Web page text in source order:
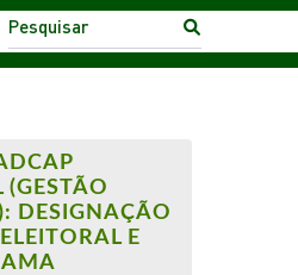
(GESTÃO
DESIGNAÇÃO
E